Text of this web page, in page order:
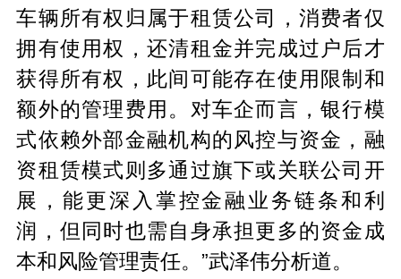
车辆所有权归属于租赁公司，消费者仅
拥有使用权，还清租金并完成过户后才
获得所有权，此间可能存在使用限制和
额外的管理费用。对车企而言，银行模
式依赖外部金融机构的风控与资金，融
资租赁模式则多通过旗下或关联公司开
展，能更深入掌控金融业务链条和利
润，但同时也需自身承担更多的资金成
本和风险管理责任。”武泽伟分析道。